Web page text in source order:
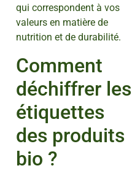
qui correspondent à vos
valeurs en matière de
nutrition et de durabilité.
Comment
déchiffrer les
étiquettes
des produits
bio ?